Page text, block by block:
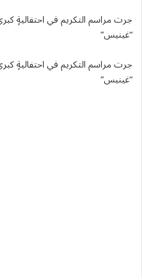
جرت مراسم التكريم في احتفاليةٍ
“غينيس”
جرت مراسم التكريم في احتفاليةٍ
“غينيس”